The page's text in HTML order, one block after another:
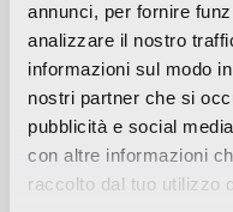
annunci, per fornire
analizzare il nostro
informazioni sul modo
nostri partner che si
pubblicità e social
con altre informazioni
raccolto dal tuo utilizzo
Settembre 2022
Marzo 2022
Ottobre 2021
Settembre 2021
Agosto 2021
Dicembre 2020